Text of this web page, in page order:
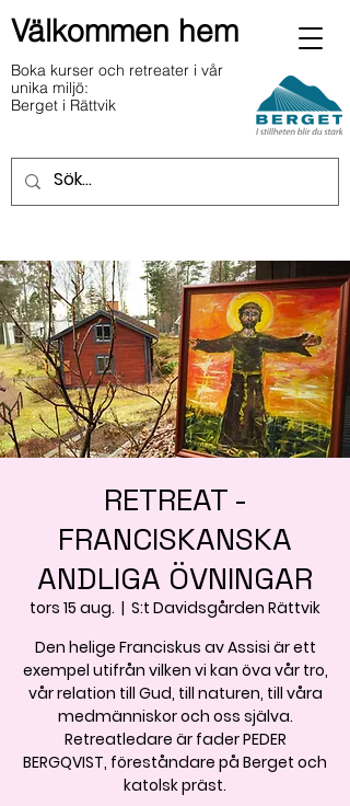
Välkommen hem
Boka kurser och retreater i vår
unika miljö:
Berget i Rättvik
RETREAT -
FRANCISKANSKA
ANDLIGA ÖVNINGAR
tors 15 aug.
  |
S:t Davidsgården Rättvik
Den helige Franciskus av Assisi är ett
exempel utifrån vilken vi kan öva vår tro,
vår relation till Gud, till naturen, till våra
medmänniskor och oss själva.
Retreatledare är fader PEDER
BERGQVIST, föreståndare på Berget och
katolsk präst.